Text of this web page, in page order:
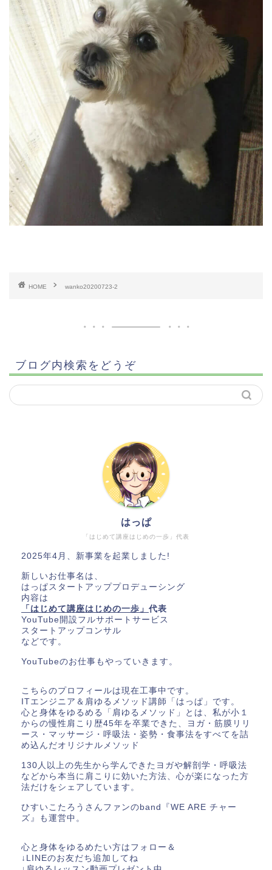
HOME wanko20200723-2
ブログ内検索をどうぞ
「はじめて講座はじめの一歩」代表
はっぱ
2025年4月、新事業を起業しました!
新しいお仕事名は、
はっぱスタートアッププロデューシング
内容は
「はじめて講座はじめの一歩」 代表
YouTube開設フルサポートサービス
スタートアップコンサル
などです。
YouTubeのお仕事もやっていきます。
こちらのプロフィールは現在工事中です。
ITエンジニア＆肩ゆるメソッド講師「はっぱ」です。
心と身体をゆるめる「肩ゆるメソッド」とは、私が小１
からの慢性肩こり歴45年を卒業できた、ヨガ・筋膜リリ
ース・マッサージ・呼吸法・姿勢・食事法をすべてを詰
め込んだオリジナルメソッド
130人以上の先生から学んできたヨガや解剖学・呼吸法
などから本当に肩こりに効いた方法、心が楽になった方
法だけをシェアしています。
ひすいこたろうさんファンのband『WE ARE チャー
ズ』も運営中。
心と身体をゆるめたい方はフォロー＆
↓LINEのお友だち追加してね